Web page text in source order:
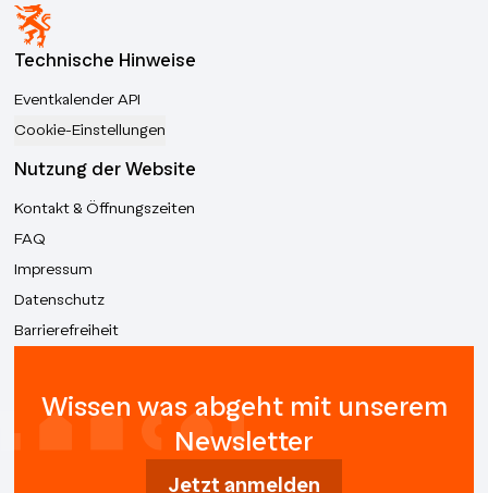
Technische Hinweise
Eventkalender API
Cookie-Einstellungen
Nutzung der Website
Kontakt & Öffnungszeiten
FAQ
Impressum
Datenschutz
Barrierefreiheit
Wissen was abgeht mit unserem
Newsletter
Jetzt anmelden